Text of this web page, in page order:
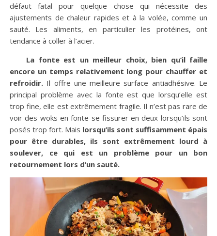
défaut fatal pour quelque chose qui nécessite des
ajustements de chaleur rapides et à la volée, comme un
sauté. Les aliments, en particulier les protéines, ont
tendance à coller à l’acier.
La fonte est un meilleur choix, bien qu’il faille
encore un temps relativement long pour chauffer et
refroidir. Il offre une meilleure surface antiadhésive. Le
principal problème avec la fonte est que lorsqu’elle est
trop fine, elle est extrêmement fragile. Il n’est pas rare de
voir des woks en fonte se fissurer en deux lorsqu’ils sont
posés trop fort. Mais lorsqu’ils sont suffisamment épais
pour être durables, ils sont extrêmement lourd à
soulever, ce qui est un problème pour un bon
retournement lors d’un sauté.